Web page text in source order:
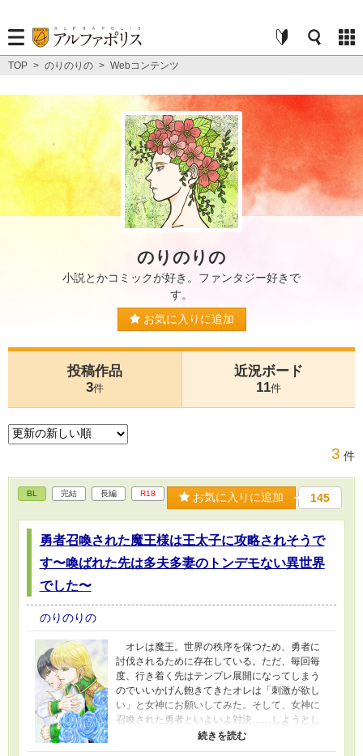
TOP > のりのりの > Webコンテンツ
のりのりの
小説とかコミックが好き。ファンタジー好きで
す。
お気に入りに追加
投稿作品
3件
近況ボード
11件
3 件
BL 完結 長編 R18 お気に入りに追加 145
勇者召喚された魔王様は王太子に攻略されそうで
す〜喚ばれた先は多夫多妻のトンデモない異世界
でした〜
のりのりの
オレは魔王。世界の秩序を保つため、勇者に
討伐されるために存在している。ただ、毎回毎
度、行き着く先はテンプレ展開になってしまう
のでいいかげん飽きてきたオレは「刺激が欲し
い」と女神にお願いしてみた。そして、女神に
召喚された勇者といよいよ対決……しようとし
たら、いきなり、異世界召喚の魔法陣が発動